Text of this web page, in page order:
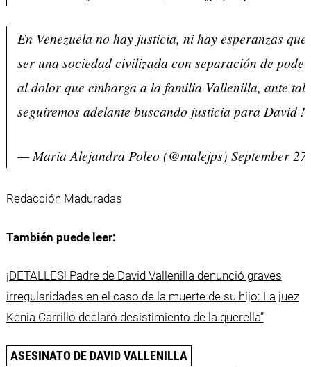
En Venezuela no hay justicia, ni hay esperanzas que
ser una sociedad civilizada con separación de
al dolor que embarga a la familia Vallenilla, ante tal
seguiremos adelante buscando justicia para David !!
— Maria Alejandra Poleo (@malejps) September
Redacción Maduradas
También puede leer:
¡DETALLES! Padre de David Vallenilla denunció graves
irregularidades en el caso de la muerte de su hijo: La juez
Kenia Carrillo declaró desistimiento de la querella”
ASESINATO DE DAVID VALLENILLA